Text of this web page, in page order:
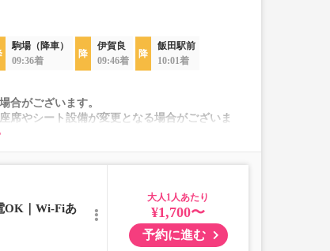
駒場（降車）
09:36着
伊賀良
09:46着
飯田駅前
10:01着
合がございます。
席やシート設備が変更となる場合がございま
OK｜Wi-Fiあ
大人
¥1,700〜
予約に進む